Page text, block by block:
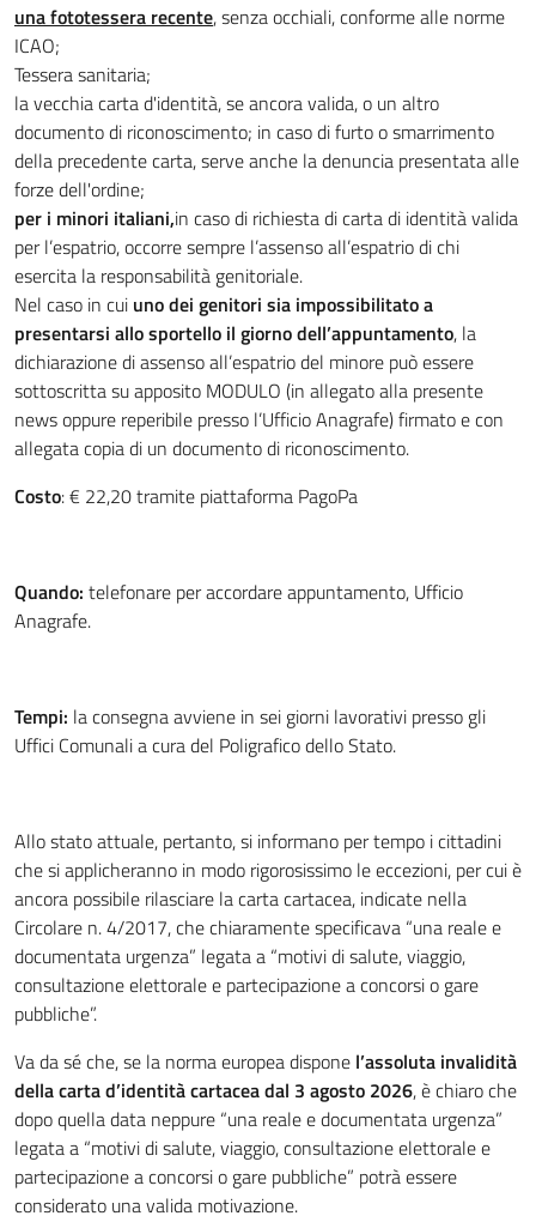
una fototessera recente, senza occhiali, conforme alle norme
ICAO;
Tessera sanitaria;
la vecchia carta d'identità, se ancora valida, o un altro
documento di riconoscimento; in caso di furto o smarrimento
della precedente carta, serve anche la denuncia presentata alle
forze dell'ordine;
per i minori italiani,in caso di richiesta di carta di identità valida
per l’espatrio, occorre sempre l’assenso all’espatrio di chi
esercita la responsabilità genitoriale.
Nel caso in cui uno dei genitori sia impossibilitato a
presentarsi allo sportello il giorno dell’appuntamento, la
dichiarazione di assenso all’espatrio del minore può essere
sottoscritta su apposito MODULO (in allegato alla presente
news oppure reperibile presso l’Ufficio Anagrafe) firmato e con
allegata copia di un documento di riconoscimento.
Costo: € 22,20 tramite piattaforma PagoPa
Quando: telefonare per accordare appuntamento, Ufficio
Anagrafe.
Tempi: la consegna avviene in sei giorni lavorativi presso gli
Uffici Comunali a cura del Poligrafico dello Stato.
Allo stato attuale, pertanto, si informano per tempo i cittadini
che si applicheranno in modo rigorosissimo le eccezioni, per cui è
ancora possibile rilasciare la carta cartacea, indicate nella
Circolare n. 4/2017, che chiaramente specificava “una reale e
documentata urgenza” legata a “motivi di salute, viaggio,
consultazione elettorale e partecipazione a concorsi o gare
pubbliche”.
Va da sé che, se la norma europea dispone l’assoluta invalidità
della carta d’identità cartacea dal 3 agosto 2026, è chiaro che
dopo quella data neppure “una reale e documentata urgenza”
legata a “motivi di salute, viaggio, consultazione elettorale e
partecipazione a concorsi o gare pubbliche” potrà essere
considerato una valida motivazione.